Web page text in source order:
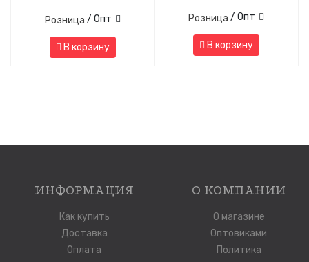
Розница / Опт
В корзину
Розница / Опт
В корзину
ИНФОРМАЦИЯ
Как купить
Доставка
Оплата
О КОМПАНИИ
О магазине
Оптовиками
Политика